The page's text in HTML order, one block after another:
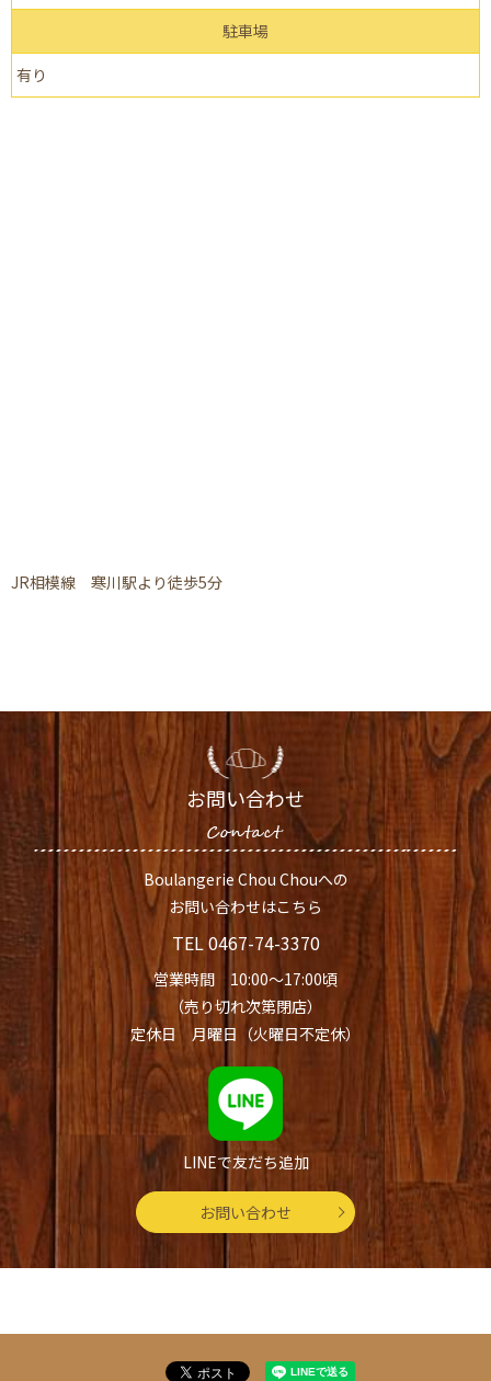
駐車場
有り
JR相模線 寒川駅より徒歩5分
お問い合わせ
Boulangerie Chou Chouへの
お問い合わせはこちら
TEL0467-74-3370
営業時間 10:00～17:00頃
（売り切れ次第閉店）
定休日 月曜日（火曜日不定休）
LINEで友だち追加
お問い合わせ